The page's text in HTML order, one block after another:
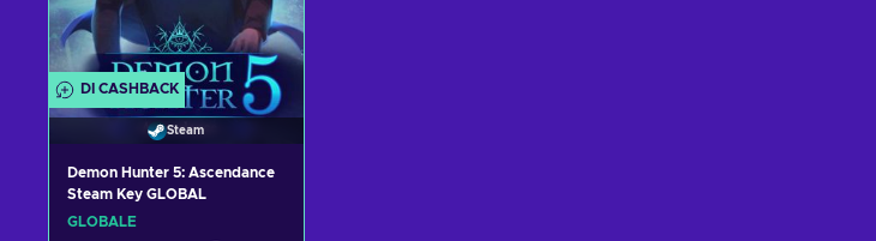
DI CASHBACK
Steam
Demon Hunter 5: Ascendance
Steam Key GLOBAL
GLOBALE